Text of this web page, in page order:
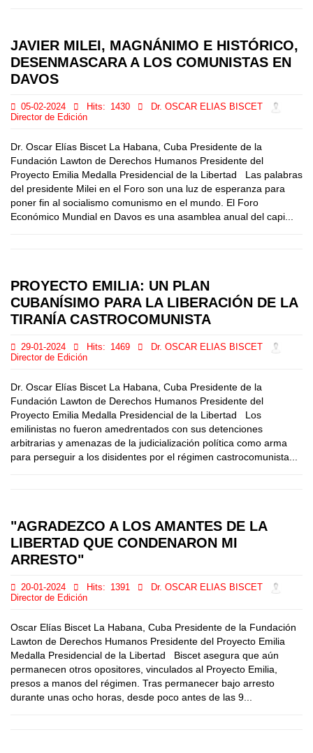
JAVIER MILEI, MAGNÁNIMO E HISTÓRICO,
DESENMASCARA A LOS COMUNISTAS EN
DAVOS
05-02-2024 Hits: 1430
Dr. OSCAR ELIAS BISCET
Director de Edición
Dr. Oscar Elías Biscet La Habana, Cuba Presidente de la
Fundación Lawton de Derechos Humanos Presidente del
Proyecto Emilia Medalla Presidencial de la Libertad Las palabras
del presidente Milei en el Foro son una luz de esperanza para
poner fin al socialismo comunismo en el mundo. El Foro
Económico Mundial en Davos es una asamblea anual del capi...
PROYECTO EMILIA: UN PLAN
CUBANÍSIMO PARA LA LIBERACIÓN DE LA
TIRANÍA CASTROCOMUNISTA
29-01-2024 Hits: 1469
Dr. OSCAR ELIAS BISCET
Director de Edición
Dr. Oscar Elías Biscet La Habana, Cuba Presidente de la
Fundación Lawton de Derechos Humanos Presidente del
Proyecto Emilia Medalla Presidencial de la Libertad Los
emilinistas no fueron amedrentados con sus detenciones
arbitrarias y amenazas de la judicialización política como arma
para perseguir a los disidentes por el régimen castrocomunista...
"AGRADEZCO A LOS AMANTES DE LA
LIBERTAD QUE CONDENARON MI
ARRESTO"
20-01-2024 Hits: 1391
Dr. OSCAR ELIAS BISCET
Director de Edición
Oscar Elías Biscet La Habana, Cuba Presidente de la Fundación
Lawton de Derechos Humanos Presidente del Proyecto Emilia
Medalla Presidencial de la Libertad Biscet asegura que aún
permanecen otros opositores, vinculados al Proyecto Emilia,
presos a manos del régimen. Tras permanecer bajo arresto
durante unas ocho horas, desde poco antes de las 9...